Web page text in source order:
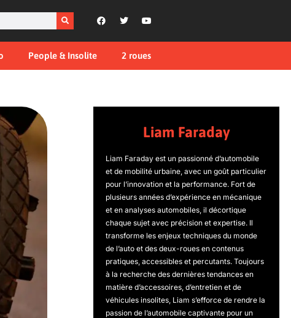
People & Insolite 2 roues
Liam Faraday
Liam Faraday est un passionné d’automobile
et de mobilité urbaine, avec un goût particulier
pour l’innovation et la performance. Fort de
plusieurs années d’expérience en mécanique
et en analyses automobiles, il décortique
chaque sujet avec précision et expertise. Il
transforme les enjeux techniques du monde
de l’auto et des deux-roues en contenus
pratiques, accessibles et percutants. Toujours
à la recherche des dernières tendances en
matière d’accessoires, d’entretien et de
véhicules insolites, Liam s’efforce de rendre la
passion de l’automobile captivante pour un